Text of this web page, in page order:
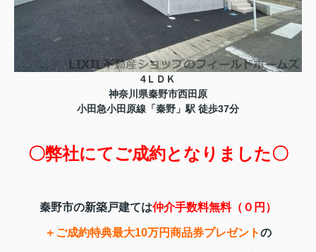
4ＬＤＫ
神奈川県秦野市西田原
小田急小田原線「秦野」駅 徒歩37分
〇弊社にてご成約となりました〇
秦野市の新築戸建ては仲介手数料無料（０円）
＋ご成約特典最大10万円商品券プレゼントの